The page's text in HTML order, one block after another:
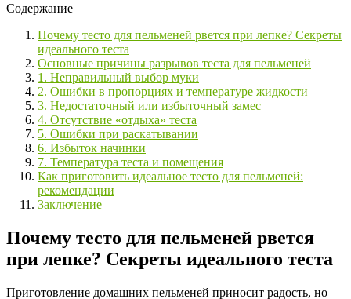
Содержание
Почему тесто для пельменей рвется при лепке? Секреты
идеального теста
Основные причины разрывов теста для пельменей
1. Неправильный выбор муки
2. Ошибки в пропорциях и температуре жидкости
3. Недостаточный или избыточный замес
4. Отсутствие «отдыха» теста
5. Ошибки при раскатывании
6. Избыток начинки
7. Температура теста и помещения
Как приготовить идеальное тесто для пельменей:
рекомендации
Заключение
Почему тесто для пельменей рвется
при лепке? Секреты идеального теста
Приготовление домашних пельменей приносит радость, но